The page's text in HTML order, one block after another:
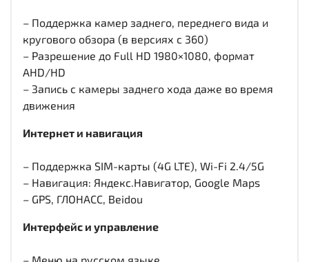
– Поддержка камер заднего, переднего вида и
кругового обзора (в версиях с 360)
– Разрешение до Full HD 1980×1080, формат
AHD/HD
– Запись с камеры заднего хода даже во время
движения
Интернет и навигация
– Поддержка SIM-карты (4G LTE), Wi-Fi 2.4/5G
– Навигация: Яндекс.Навигатор, Google Maps
– GPS, ГЛОНАСС, Beidou
Интерфейс и управление